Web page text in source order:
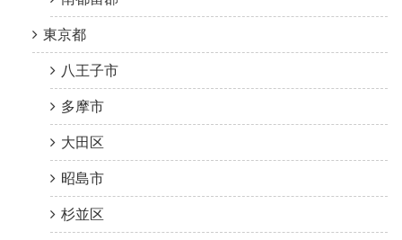
東京都
八王子市
多摩市
大田区
昭島市
杉並区